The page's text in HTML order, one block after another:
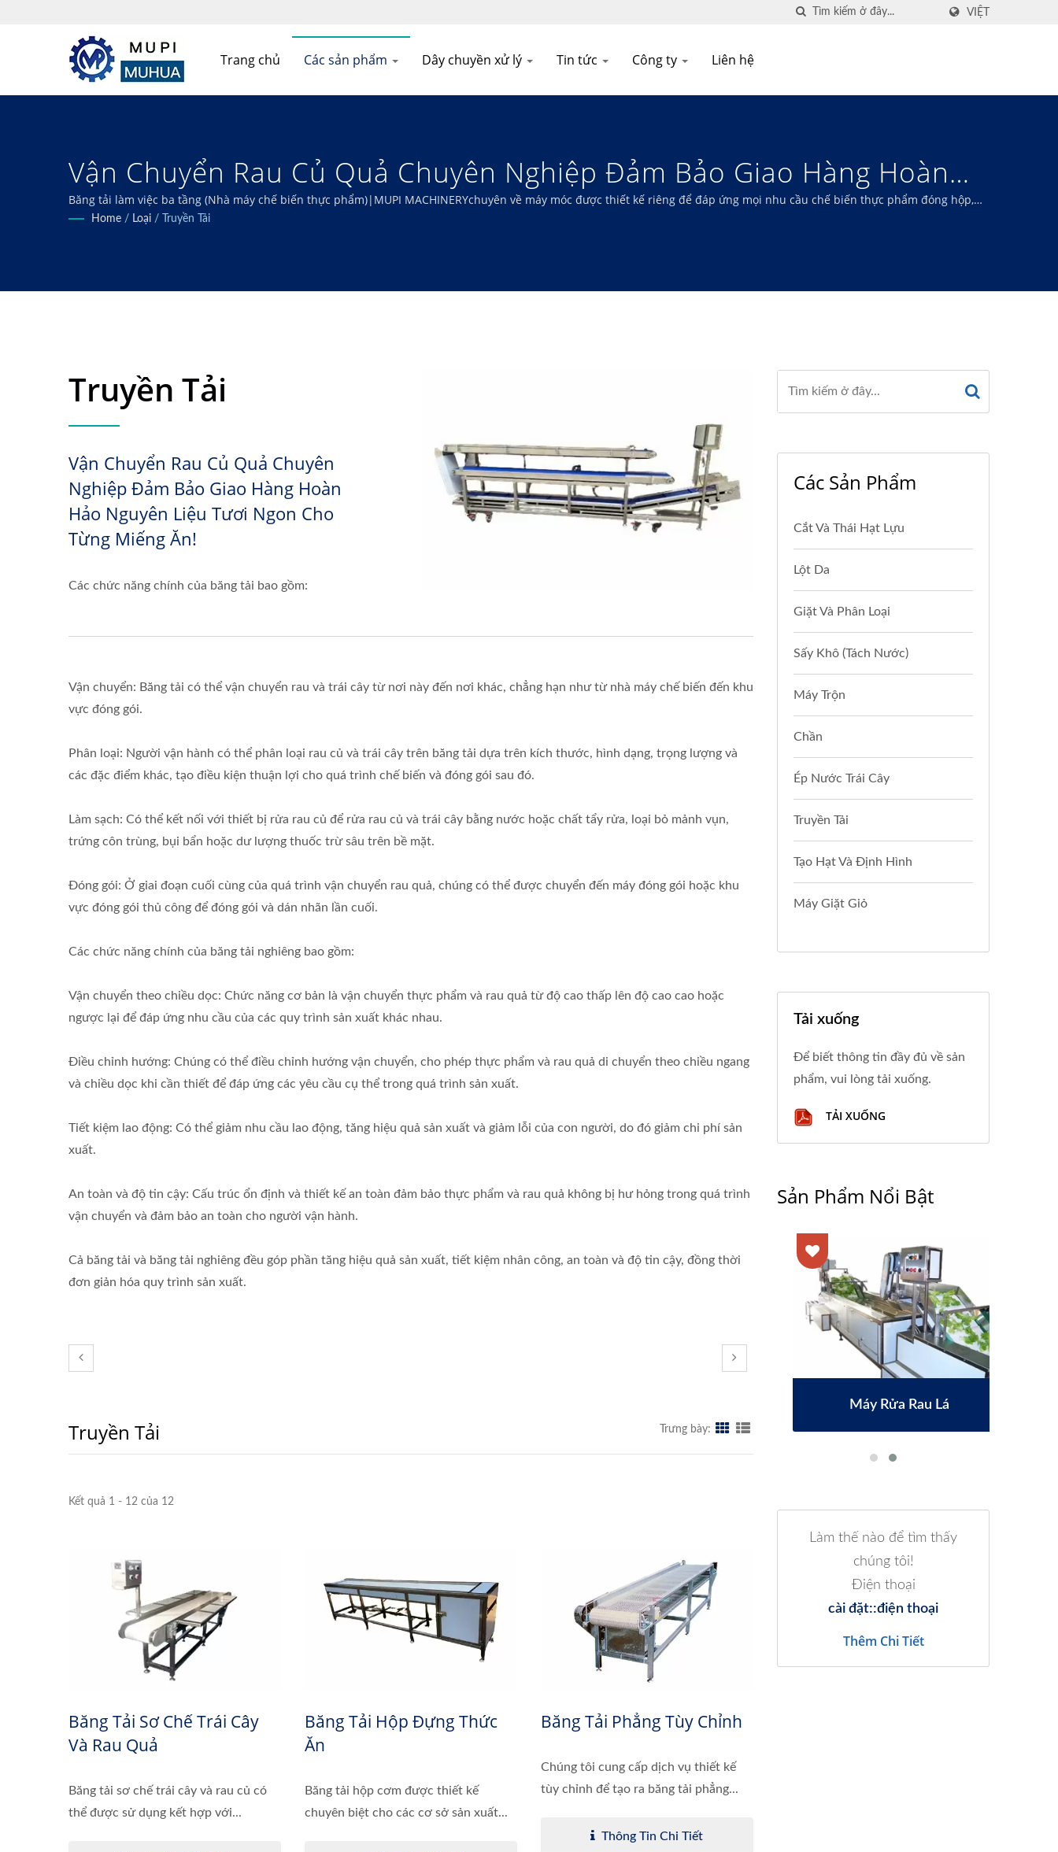
VIỆT
Trang chủ Các sản phẩm Dây chuyền xử lý Tin tức Công ty Liên hệ
Vận Chuyển Rau Củ Quả Chuyên Nghiệp Đảm Bảo Giao Hàng Hoàn
Hảo Nguyên Liệu Tươi Ngon Cho Từng Miếng Ăn!| Chế Biến Trái Cây
Băng tải làm việc ba tầng (Nhà máy chế biến thực phẩm)|MUPI MACHINERYchuyên về máy móc được thiết kế riêng để đáp ứng mọi nhu cầu chế biến thực phẩm đóng hộp,
đông lạnh, chiên, sấy khô và khử nước của bạn, đảm bảo hiệu quả tối ưu và chất lượng vượt trội.
Home / Loại / Truyền Tải
Truyền Tải
Vận Chuyển Rau Củ Quả Chuyên
Nghiệp Đảm Bảo Giao Hàng Hoàn
Hảo Nguyên Liệu Tươi Ngon Cho
Từng Miếng Ăn!
Các chức năng chính của băng tải bao gồm:
Vận chuyển: Băng tải có thể vận chuyển rau và trái cây từ nơi này đến nơi khác, chẳng hạn như từ nhà máy chế biến đến khu
vực đóng gói.
Phân loại: Người vận hành có thể phân loại rau củ và trái cây trên băng tải dựa trên kích thước, hình dạng, trọng lượng và
các đặc điểm khác, tạo điều kiện thuận lợi cho quá trình chế biến và đóng gói sau đó.
Làm sạch: Có thể kết nối với thiết bị rửa rau củ để rửa rau củ và trái cây bằng nước hoặc chất tẩy rửa, loại bỏ mảnh vụn,
trứng côn trùng, bụi bẩn hoặc dư lượng thuốc trừ sâu trên bề mặt.
Đóng gói: Ở giai đoạn cuối cùng của quá trình vận chuyển rau quả, chúng có thể được chuyển đến máy đóng gói hoặc khu
vực đóng gói thủ công để đóng gói và dán nhãn lần cuối.
Các chức năng chính của băng tải nghiêng bao gồm:
Vận chuyển theo chiều dọc: Chức năng cơ bản là vận chuyển thực phẩm và rau quả từ độ cao thấp lên độ cao cao hoặc
ngược lại để đáp ứng nhu cầu của các quy trình sản xuất khác nhau.
Điều chỉnh hướng: Chúng có thể điều chỉnh hướng vận chuyển, cho phép thực phẩm và rau quả di chuyển theo chiều ngang
và chiều dọc khi cần thiết để đáp ứng các yêu cầu cụ thể trong quá trình sản xuất.
Tiết kiệm lao động: Có thể giảm nhu cầu lao động, tăng hiệu quả sản xuất và giảm lỗi của con người, do đó giảm chi phí sản
xuất.
An toàn và độ tin cậy: Cấu trúc ổn định và thiết kế an toàn đảm bảo thực phẩm và rau quả không bị hư hỏng trong quá trình
vận chuyển và đảm bảo an toàn cho người vận hành.
Cả băng tải và băng tải nghiêng đều góp phần tăng hiệu quả sản xuất, tiết kiệm nhân công, an toàn và độ tin cậy, đồng thời
đơn giản hóa quy trình sản xuất.
Truyền Tải Trưng bày:
Kết quả 1 - 12 của 12
Băng Tải Sơ Chế Trái Cây
Và Rau Quả
Băng tải sơ chế trái cây và rau củ có
thể được sử dụng kết hợp với...
Băng Tải Hộp Đựng Thức
Ăn
Băng tải hộp cơm được thiết kế
chuyên biệt cho các cơ sở sản xuất...
Băng Tải Phẳng Tùy Chỉnh
Chúng tôi cung cấp dịch vụ thiết kế
tùy chỉnh để tạo ra băng tải phẳng...
Thông Tin Chi Tiết
Các Sản Phẩm
Cắt Và Thái Hạt Lựu
Lột Da
Giặt Và Phân Loại
Sấy Khô (Tách Nước)
Máy Trộn
Chần
Ép Nước Trái Cây
Truyền Tải
Tạo Hạt Và Định Hình
Máy Giặt Giỏ
Tải xuống
Để biết thông tin đầy đủ về sản
phẩm, vui lòng tải xuống.
TẢI XUỐNG
Sản Phẩm Nổi Bật
Máy Rửa Rau Lá
Làm thế nào để tìm thấy
chúng tôi!
Điện thoại
cài đặt::điện thoại
Thêm Chi Tiết